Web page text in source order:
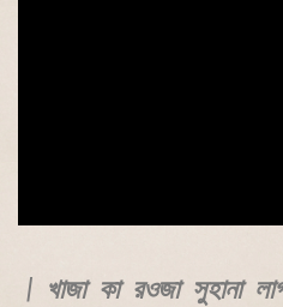
| খাজা কা রওজা সুহানা